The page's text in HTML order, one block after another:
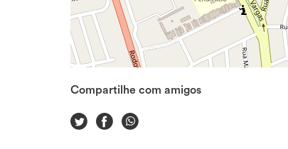
Compartilhe com amigos